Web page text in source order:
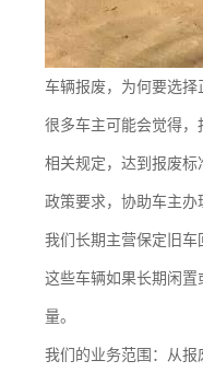
车辆报废，为何要选择
很多车主可能会觉得
相关规定，达到报废
政策要求，协助车主办
我们长期主营保定旧车
这些车辆如果长期闲
量。
我们的业务范围：从报